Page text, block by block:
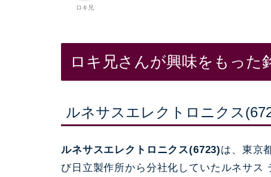
ロキ兄
ロキ兄さんが興味をもった
ルネサスエレクトロニクス
ルネサスエレクトロニクス(6723)は、東京
び日立製作所から分社化していたルネサス